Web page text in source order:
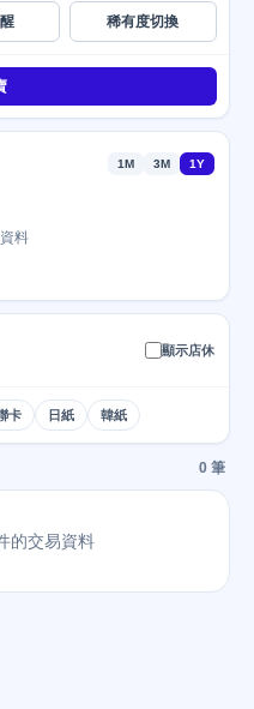
稀有度切換
1M 3M 1Y
料
顯示店休
卡 日紙 韓紙
0 筆
的交易資料